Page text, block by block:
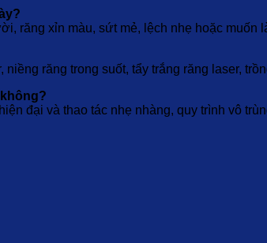
răng xỉn màu, sứt mẻ, lệch nhẹ hoặc muốn
răng trong suốt, tẩy trắng răng laser,
đại và thao tác nhẹ nhàng, quy trình vô